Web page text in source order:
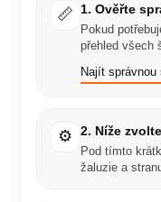
📏 1. Ověřte
Pokud
přehled všech
Najít
⚙️ 2. Níže
Pod tímto
žaluzie a